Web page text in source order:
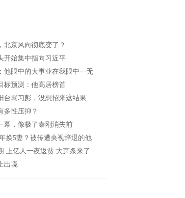
北京风向彻底变了？
开始集中指向习近平
他眼中的大事业在我眼中一无
标预测：他高居榜首
台骂习彭，没想招来这结果
多性压抑？
幕，像极了秦刚消失前
换5妻？被传遭央视辞退的他
上亿人一夜返贫 大萧条来了
出境